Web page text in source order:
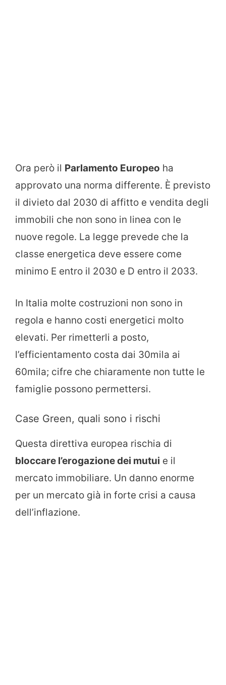
Ora però il Parlamento Europeo ha
approvato una norma differente. È previsto
il divieto dal 2030 di affitto e vendita degli
immobili che non sono in linea con le
nuove regole. La legge prevede che la
classe energetica deve essere come
minimo E entro il 2030 e D entro il 2033.
In Italia molte costruzioni non sono in
regola e hanno costi energetici molto
elevati. Per rimetterli a posto,
l’efficientamento costa dai 30mila ai
60mila; cifre che chiaramente non tutte le
famiglie possono permettersi.
Case Green, quali sono i rischi
Questa direttiva europea rischia di
bloccare l’erogazione dei mutui e il
mercato immobiliare. Un danno enorme
per un mercato già in forte crisi a causa
dell’inflazione.